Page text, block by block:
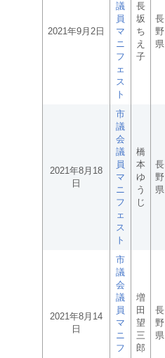
2021年9月2日
議
員
マ
ニ
フ
ェ
ス
ト
長
坂
ち
え
子
長
野
県
2021年8月18
日
市
議
会
議
員
マ
ニ
フ
ェ
ス
ト
橋
本
ゆ
う
じ
長
野
県
2021年8月14
日
市
議
会
議
員
マ
ニ
フ
増
田
望
三
郎
長
野
県